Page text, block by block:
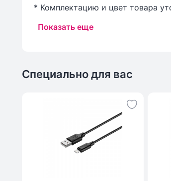
* Комплектацию и цвет товара
Показать еще
Специально для вас